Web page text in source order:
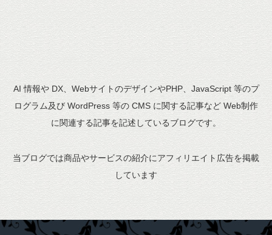
AI 情報や DX、WebサイトのデザインやPHP、JavaScript 等のプ
ログラム及び WordPress 等の CMS に関する記事など Web制作
に関連する記事を記述しているブログです。
当ブログでは商品やサービスの紹介にアフィリエイト広告を掲載
しています